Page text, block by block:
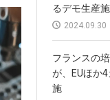
るデモ生産
2024.09.30
フランスの
が、EUほか
施